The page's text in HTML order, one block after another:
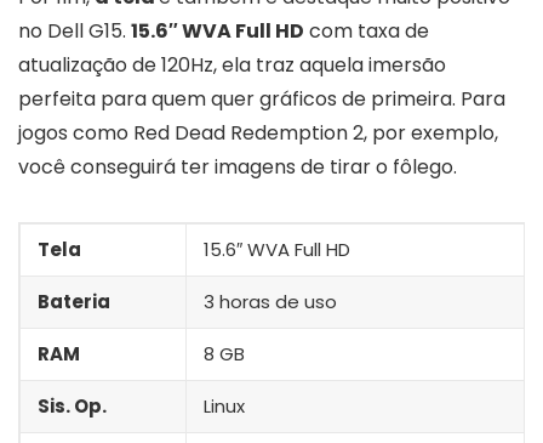
no Dell G15. 15.6″ WVA Full HD com taxa de
atualização de 120Hz, ela traz aquela imersão
perfeita para quem quer gráficos de primeira. Para
jogos como Red Dead Redemption 2, por exemplo,
você conseguirá ter imagens de tirar o fôlego.
Tela 15.6″ WVA Full HD
Bateria 3 horas de uso
RAM 8 GB
Sis. Op. Linux